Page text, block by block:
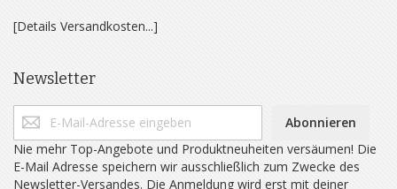
[Details Versandkosten...]
Newsletter
Abonnieren
Nie mehr Top-Angebote und Produktneuheiten versäumen! Die
E-Mail Adresse speichern wir ausschließlich zum Zwecke des
Newsletter-Versandes. Die Anmeldung wird erst mit deiner